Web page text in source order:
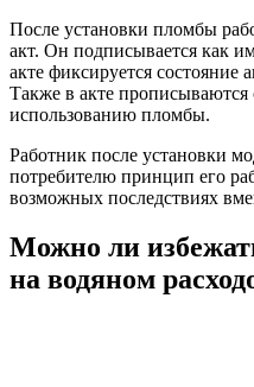
После установки пломбы
акт. Он подписывается как
акте фиксируется состояние
Также в акте прописываются
использованию пломбы.
Работник после установки
потребителю принцип его
возможных последствиях
Можно ли
на водяном